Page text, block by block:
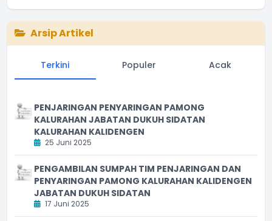
Arsip Artikel
Terkini Populer Acak
PENJARINGAN PENYARINGAN PAMONG
KALURAHAN JABATAN DUKUH SIDATAN
KALURAHAN KALIDENGEN
25 Juni 2025
PENGAMBILAN SUMPAH TIM PENJARINGAN DAN
PENYARINGAN PAMONG KALURAHAN KALIDENGEN
JABATAN DUKUH SIDATAN
17 Juni 2025